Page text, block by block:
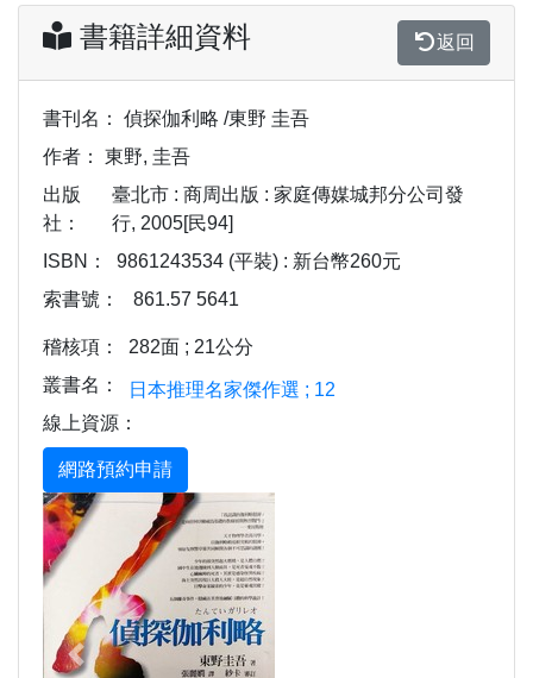
書籍詳細資料 返回
書刊名：
偵探伽利略 /東野 圭吾
作者：
東野, 圭吾
出版
社：
臺北市 : 商周出版 : 家庭傳媒城邦分公司發
行, 2005[民94]
ISBN：
9861243534 (平裝) : 新台幣260元
索書號：
861.57 5641
稽核項：
282面 ; 21公分
叢書名：
日本推理名家傑作選 ; 12
線上資源：
Previous